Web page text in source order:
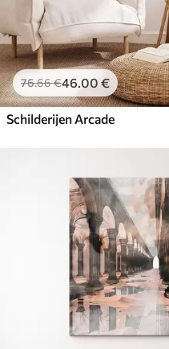
76.66€46.00 €
Schilderijen Arcade